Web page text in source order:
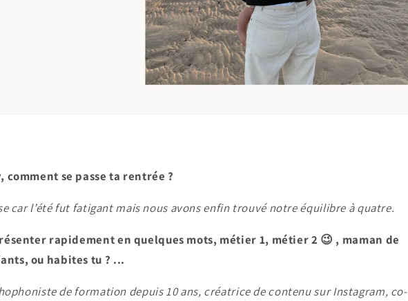
comment se passe ta rentrée ?
car l’été fut fatigant mais nous avons enfin trouvé notre équilibre à quatre.
rapidement en quelques mots, métier 1, métier 2 😉 , maman de
ou habites tu ? ...
de formation depuis 10 ans, créatrice de contenu sur Instagram, co-